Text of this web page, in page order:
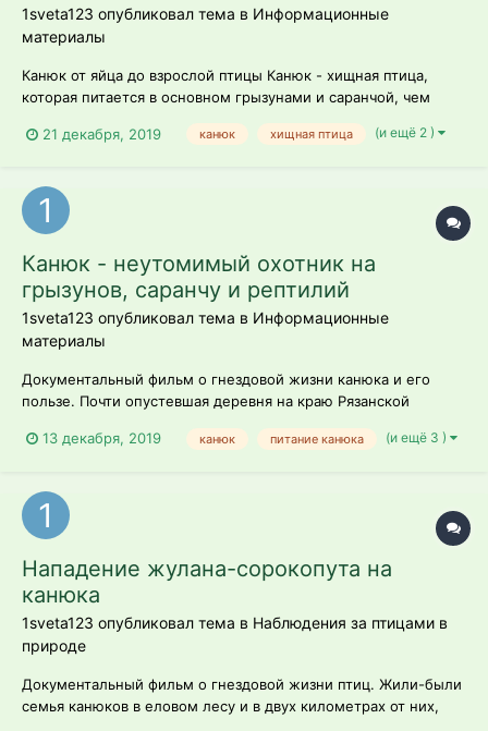
1sveta123 опубликовал тема в Информационные
материалы
Канюк от яйца до взрослой птицы Канюк - хищная птица,
которая питается в основном грызунами и саранчой, чем
21 декабря, 2019
канюк хищная птица (и ещё 2 )
Канюк - неутомимый охотник на
грызунов, саранчу и рептилий
1sveta123 опубликовал тема в Информационные
материалы
Документальный фильм о гнездовой жизни канюка и его
пользе. Почти опустевшая деревня на краю Рязанской
длительное время сидит какая-то птица. Это канюк. Сейчас
изобилии. В гнезде его с го...
13 декабря, 2019 канюк питание канюка (и ещё 3 )
Нападение жулана-сорокопута на
канюка
1sveta123 опубликовал тема в Наблюдения за птицами в
природе
Документальный фильм о гнездовой жизни птиц. Жили-были
семья канюков в еловом лесу и в двух километрах от них,